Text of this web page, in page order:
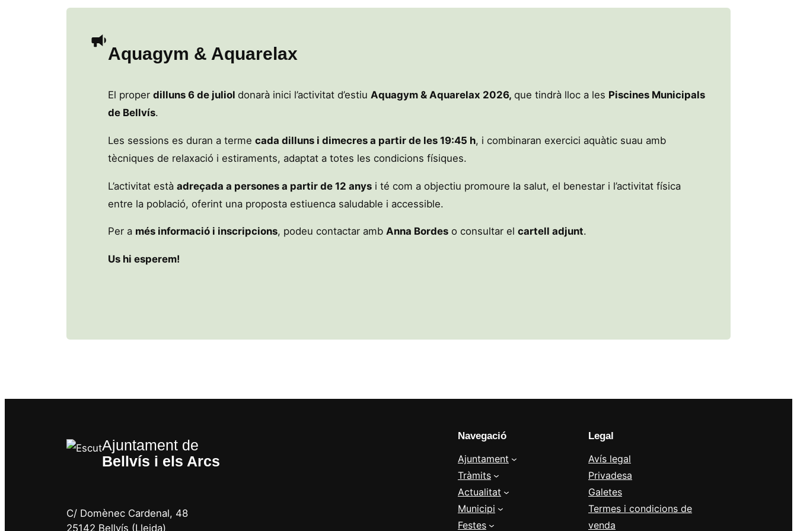
Aquagym & Aquarelax
El proper dilluns 6 de juliol donarà inici l’activitat d’estiu Aquagym & Aquarelax 2026, que tindrà lloc a les Piscines Municipals
de Bellvís.
Les sessions es duran a terme cada dilluns i dimecres a partir de les 19:45 h, i combinaran exercici aquàtic suau amb
tècniques de relaxació i estiraments, adaptat a totes les condicions físiques.
L’activitat està adreçada a persones a partir de 12 anys i té com a objectiu promoure la salut, el benestar i l’activitat física
entre la població, oferint una proposta estiuenca saludable i accessible.
Per a més informació i inscripcions, podeu contactar amb Anna Bordes o consultar el cartell adjunt.
Us hi esperem!
Ajuntament de
Bellvís i els Arcs
C/ Domènec Cardenal, 48
25142 Bellvís (Lleida)
Navegació
Ajuntament
Tràmits
Actualitat
Municipi
Festes
Legal
Avís legal
Privadesa
Galetes
Termes i condicions de
venda